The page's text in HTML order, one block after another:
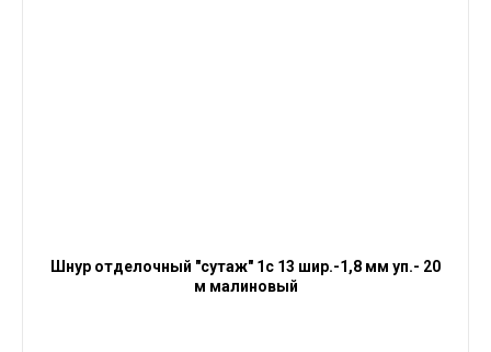
Шнур отделочный "сутаж" 1с 13 шир.-1,8 мм уп.- 20
м малиновый